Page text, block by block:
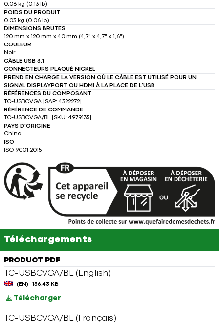
0,06 kg (0,13 lb)
POIDS DU PRODUIT
0,03 kg (0,06 lb)
DIMENSIONS BRUTES
120 mm x 120 mm x 40 mm (4,7" x 4,7" x 1,6")
COULEUR
Noir
CÂBLE USB 3.1
CONNECTEURS PLAQUÉ NICKEL
PREND EN CHARGE LA VERSION OÙ LE CÂBLE EST UTILISÉ POUR UN
SIGNAL DISPLAYPORT OU HDMI À LA PLACE DE L’USB
RÉFÉRENCES DU COMPOSANT
TC-USBCVGA [SAP: 4322272]
RÉFÉRENCE DE COMMANDE
TC-USBCVGA/BL [SKU: 4979135]
PAYS D'ORIGINE
China
ISO
ISO 9001:2015
Téléchargements
PRODUCT PDF
TC-USBCVGA/BL (English)
(EN) 136.43 KB
Télécharger
TC-USBCVGA/BL (Français)